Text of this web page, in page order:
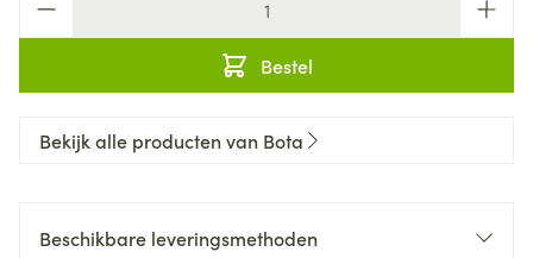
Bestel
Bekijk alle producten van Bota
Beschikbare leveringsmethoden